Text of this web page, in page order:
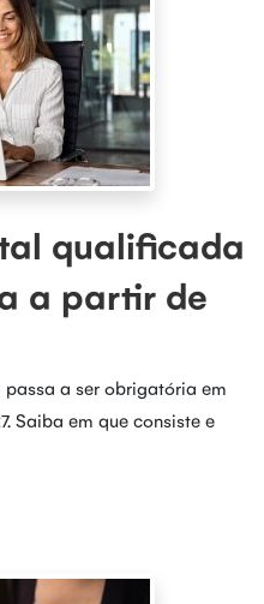
qualificada
a partir de
a ser obrigatória em
Saiba em que consiste e